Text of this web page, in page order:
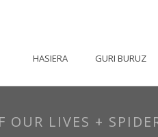
HASIERA GURI BURUZ
OUR LIVES +